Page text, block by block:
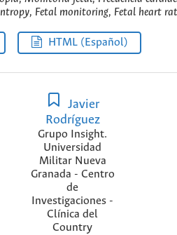
Fetal monitoring, Fetal heart
HTML (Español)
Javier
Rodríguez
Grupo Insight.
Universidad
Militar Nueva
Granada - Centro
de
Investigaciones -
Clínica del
Country